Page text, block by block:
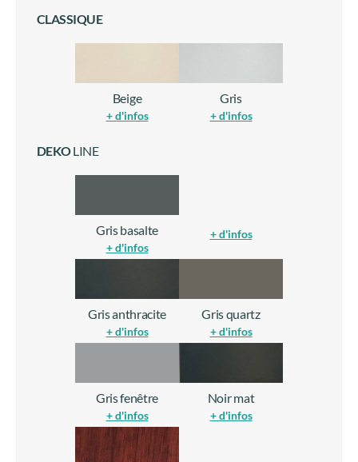
CLASSIQUE
Beige
+ d'infos
Gris
+ d'infos
DEKOLINE
Gris basalte
+ d'infos
+ d'infos
Gris anthracite
+ d'infos
Gris quartz
+ d'infos
Gris fenêtre
+ d'infos
Noir mat
+ d'infos